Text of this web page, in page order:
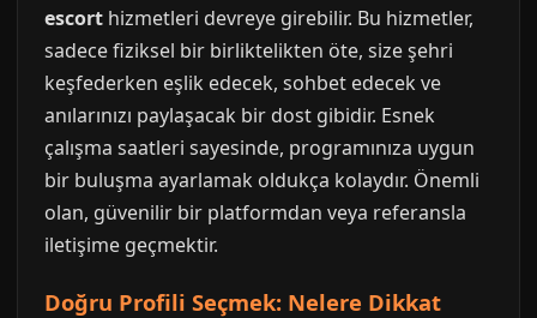
escort hizmetleri devreye girebilir. Bu hizmetler,
sadece fiziksel bir birliktelikten öte, size şehri
keşfederken eşlik edecek, sohbet edecek ve
anılarınızı paylaşacak bir dost gibidir. Esnek
çalışma saatleri sayesinde, programınıza uygun
bir buluşma ayarlamak oldukça kolaydır. Önemli
olan, güvenilir bir platformdan veya referansla
iletişime geçmektir.
Doğru Profili Seçmek: Nelere Dikkat